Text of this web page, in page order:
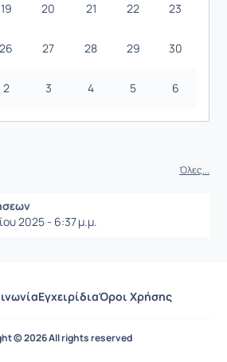
19 20 21 22 23
26 27 28 29 30
2 3 4 5 6
Όλες...
2025 - 6:37 μ.μ.
ΕγχειρίδιαΌροι Χρήσης
© 2026 All rights reserved